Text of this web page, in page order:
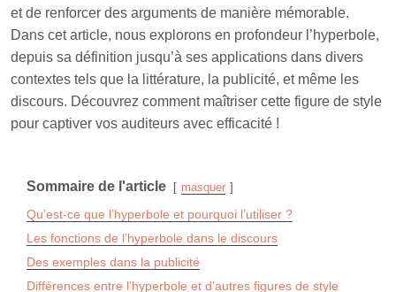
et de renforcer des arguments de manière mémorable.
Dans cet article, nous explorons en profondeur l’hyperbole,
depuis sa définition jusqu’à ses applications dans divers
contextes tels que la littérature, la publicité, et même les
discours. Découvrez comment maîtriser cette figure de style
pour captiver vos auditeurs avec efficacité !
Sommaire de l'article masquer
Qu’est-ce que l’hyperbole et pourquoi l’utiliser ?
Les fonctions de l’hyperbole dans le discours
Des exemples dans la publicité
Différences entre l’hyperbole et d’autres figures de style